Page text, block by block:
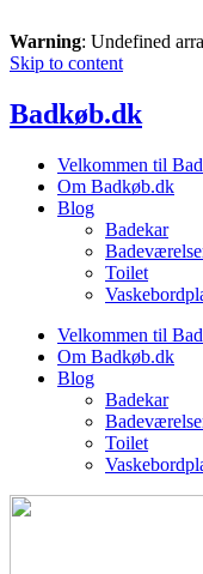
Warning: Undefined
Skip to content
Badkøb.dk
Velkommen til
Om Badkøb.dk
Blog
Badekar
Toilet
Velkommen til
Om Badkøb.dk
Blog
Badekar
Toilet